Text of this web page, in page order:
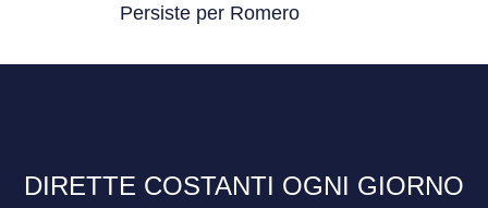
Persiste per Romero
DIRETTE COSTANTI OGNI GIORNO